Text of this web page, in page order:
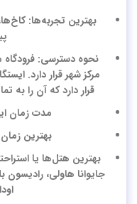
بهترین تجربه‌ها:
مرکز شهر قرار دارد.
قرار دارد که آن را
مدت زمان ایده
بهترین
بهترین هتل‌ها یا
جایوانا هاولی، رادیسون